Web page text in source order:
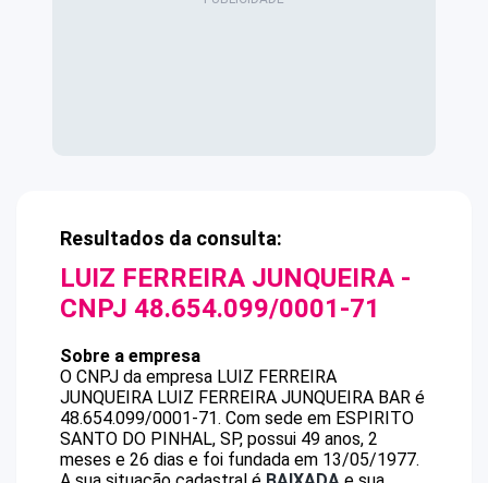
Resultados da consulta:
LUIZ FERREIRA JUNQUEIRA -
CNPJ 48.654.099/0001-71
Sobre a empresa
O CNPJ da empresa LUIZ FERREIRA
JUNQUEIRA LUIZ FERREIRA JUNQUEIRA BAR é
48.654.099/0001-71. Com sede em ESPIRITO
SANTO DO PINHAL, SP, possui 49 anos, 2
meses e 26 dias e foi fundada em 13/05/1977.